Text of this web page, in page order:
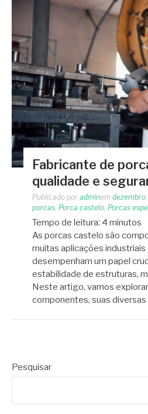
Fabricante de
qualidade e
Publicado por adminem dezembro
porcas Porca castelo Porcas
Tempo de leitura: 4 minutos
As porcas castelo são
muitas aplicações industriais
desempenham um papel
estabilidade de estruturas,
Neste artigo, vamos
componentes, suas
Pesquisar